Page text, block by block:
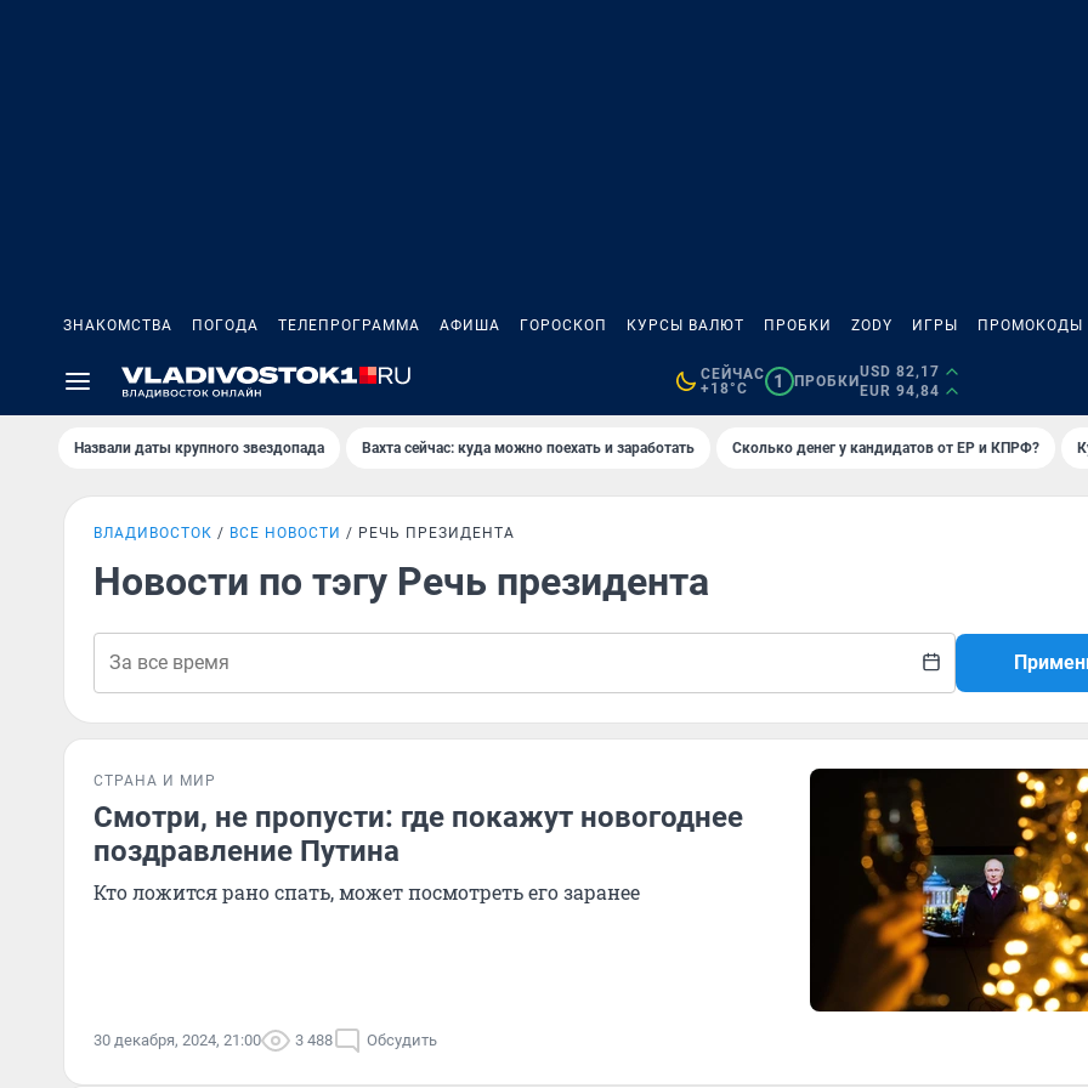
ЗНАКОМСТВА ПОГОДА ТЕЛЕПРОГРАММА АФИША ГОРОСКОП КУРСЫ ВАЛЮТ ПРОБКИ ZODY ИГРЫ ПРОМОКОДЫ
СЕЙЧАС
+18°C
1 ПРОБКИ
USD 82,17
EUR 94,84
Назвали даты крупного звездопада Вахта сейчас: куда можно поехать и заработать Сколько денег у кандидатов от ЕР и КПРФ?
ВЛАДИВОСТОК ВСЕ НОВОСТИ РЕЧЬ ПРЕЗИДЕНТА
Новости по тэгу Речь президента
СТРАНА И МИР
Смотри, не пропусти: где покажут новогоднее
поздравление Путина
Кто ложится рано спать, может посмотреть его заранее
30 декабря, 2024, 21:00 3 488 Обсудить